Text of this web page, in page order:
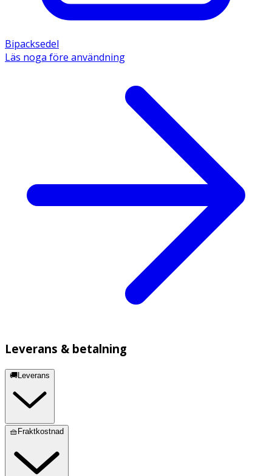
Bipacksedel
Läs noga före användning
Leverans & betalning
🚚Leverans
🧺Fraktkostnad